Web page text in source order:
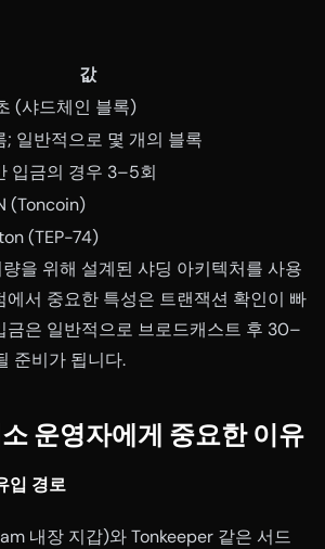
값
(샤드체인 블록)
; 일반적으로 몇 개의 블록
입금의 경우 3–5회
(Toncoin)
(TEP-74)
을 위해 설계된 샤딩 아키텍처를 사용
에서 중요한 특성은 트랜잭션 확인이 빠
금은 일반적으로 브로드캐스트 후 30–
준비가 됩니다.
운영자에게 중요한 이유
입 경로
내장 지갑)와 Tonkeeper 같은 서드